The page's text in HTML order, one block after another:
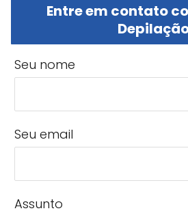
Entre em contato
Seu nome
Seu email
Assunto